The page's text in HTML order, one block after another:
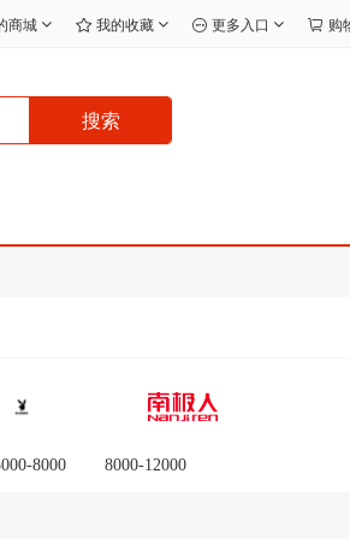
商城 我的收藏 更多入口 购
搜索
8000 8000-12000